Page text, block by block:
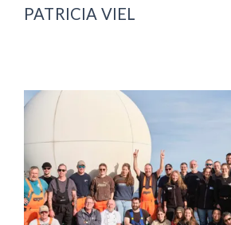
PATRICIA VIEL